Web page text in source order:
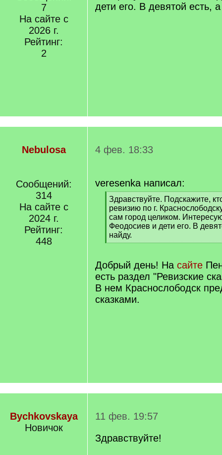
7
На сайте с
2026 г.
Рейтинг:
2
дети его. В девятой есть,
Nebulosa
Сообщений:
314
На сайте с
2024 г.
Рейтинг:
448
4 фев. 18:33
veresenka написал:
[
q
]
Здравствуйте. Подскажите,
ревизию по г.
сам город целиком.
Феодосиев и дети его. В
найду.
[
q
]
Добрый день! На сайте
есть раздел "Ревизские
В нем Краснослободск
сказками.
Bychkovskaya
Новичок
11 фев. 19:57
Здравствуйте!